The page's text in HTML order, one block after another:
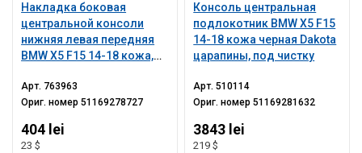
Накладка боковая
центральной консоли
нижняя левая передняя
BMW X5 F15 14-18 кожа,
Арт. 763963
Ориг. номер51169278727
404 lei
23 $
Консоль центральная
подлокотник BMW X5 F15
14-18 кожа черная Dakota
царапины, под чистку
Арт.510114
Ориг. номер51169281632
3843 lei
219 $